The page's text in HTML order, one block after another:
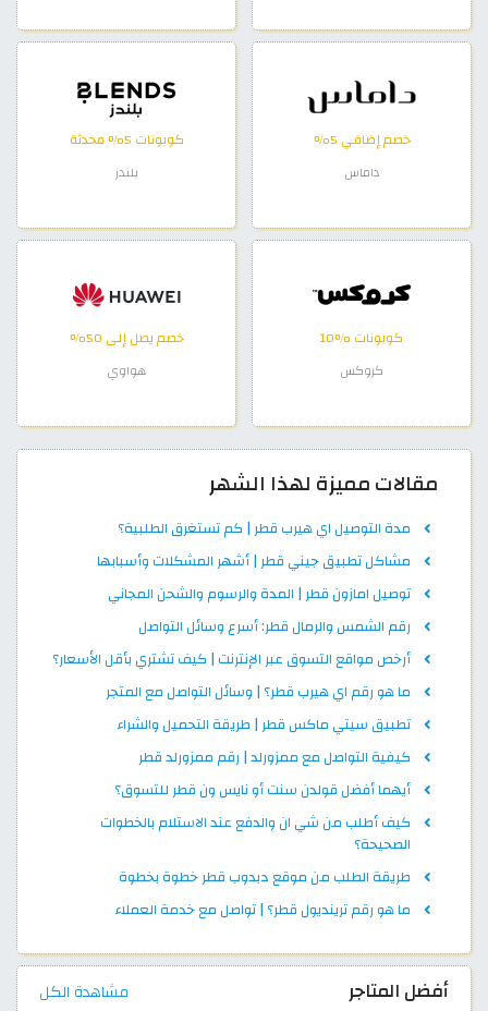
خصم إضافي 5%
داماس
كوبونات 5% محدثة
بلندز
كوبونات %10
كروكس
خصم يصل إلى 50%
هواوي
مقالات مميزة لهذا الشهر
مدة التوصيل اي هيرب قطر | كم تستغرق الطلبية؟
مشاكل تطبيق جيني قطر | أشهر المشكلات وأسبابها
توصيل امازون قطر | المدة والرسوم والشحن المجاني
رقم الشمس والرمال قطر: أسرع وسائل التواصل
أرخص مواقع التسوق عبر الإنترنت | كيف تشتري بأقل الأسعار؟
ما هو رقم اي هيرب قطر؟ | وسائل التواصل مع المتجر
تطبيق سيتي ماكس قطر | طريقة التحميل والشراء
كيفية التواصل مع ممزورلد | رقم ممزورلد قطر
أيهما أفضل قولدن سنت أو نايس ون قطر للتسوق؟
كيف أطلب من شي ان والدفع عند الاستلام بالخطوات
الصحيحة؟
طريقة الطلب من موقع دبدوب قطر خطوة بخطوة
ما هو رقم ترينديول قطر؟ | تواصل مع خدمة العملاء
أفضل المتاجر مشاهدة الكل